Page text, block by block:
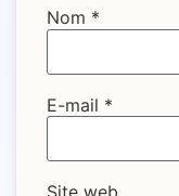
Nom *
E-mail *